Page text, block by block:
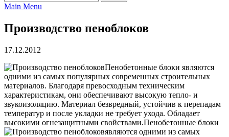
Main Menu
Производство пеноблоков
17.12.2012
Пенобетонные блоки являются
одними из самых популярных современных строительных
материалов. Благодаря превосходным техническим
характеристикам, они обеспечивают высокую тепло- и
звукоизоляцию. Материал безвредный, устойчив к перепадам
температур и после укладки не требует ухода. Обладает
высокими огнезащитными свойствами.Пенобетонные блоки
являются одними из самых